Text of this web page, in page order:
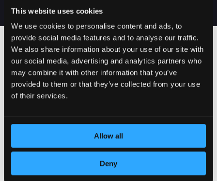
This website uses cookies
We use cookies to personalise content and ads, to
provide social media features and to analyse our traffic.
We also share information about your use of our site with
our social media, advertising and analytics partners who
may combine it with other information that you’ve
provided to them or that they’ve collected from your use
of their services.
Allow all
Deny